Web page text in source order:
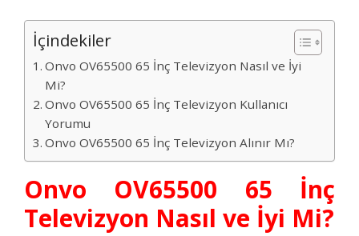
İçindekiler
Onvo OV65500 65 İnç Televizyon Nasıl ve İyi
Mi?
Onvo OV65500 65 İnç Televizyon Kullanıcı
Yorumu
Onvo OV65500 65 İnç Televizyon Alınır Mı?
Onvo OV65500 65 İnç
Televizyon Nasıl ve İyi Mi?